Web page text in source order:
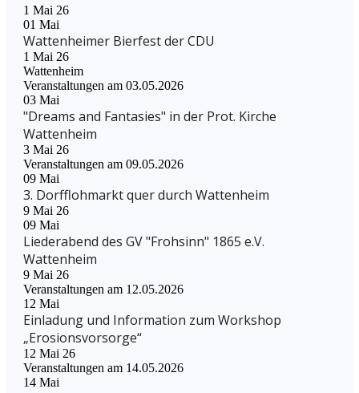
1 Mai 26
01 Mai
Wattenheimer Bierfest der CDU
1 Mai 26
Wattenheim
Veranstaltungen am 03.05.2026
03 Mai
"Dreams and Fantasies" in der Prot. Kirche
Wattenheim
3 Mai 26
Veranstaltungen am 09.05.2026
09 Mai
3. Dorfflohmarkt quer durch Wattenheim
9 Mai 26
09 Mai
Liederabend des GV "Frohsinn" 1865 e.V.
Wattenheim
9 Mai 26
Veranstaltungen am 12.05.2026
12 Mai
Einladung und Information zum Workshop
„Erosionsvorsorge“
12 Mai 26
Veranstaltungen am 14.05.2026
14 Mai